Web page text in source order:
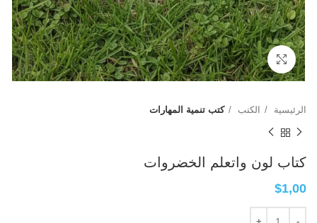
Click to enlarge
الرئيسية الكتب كتب تنمية المهارات
كتاب لون واتعلم الخضروات
$1,00